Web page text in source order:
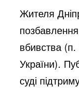
Жителя
вбивства
України).
суді